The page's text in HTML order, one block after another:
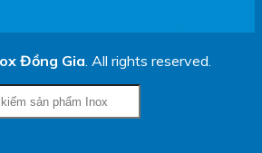
Đồng Gia. All rights reserved.